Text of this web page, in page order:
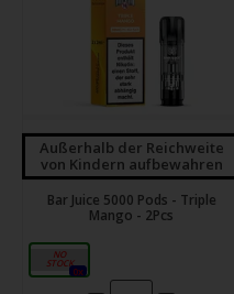
Außerhalb der Reichweite
von Kindern aufbewahren
Bar Juice 5000 Pods - Triple
Mango - 2Pcs
20mg
0x